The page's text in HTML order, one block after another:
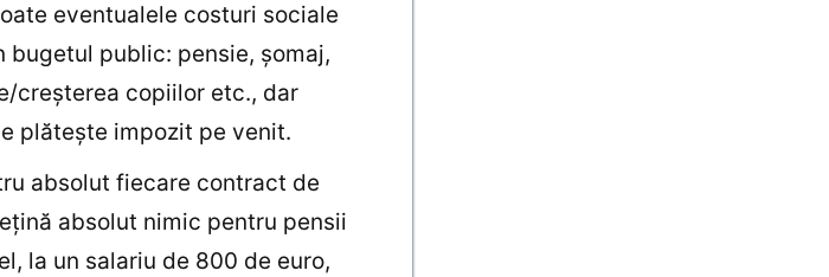
eventualele costuri sociale
public: pensie, șomaj,
creșterea copiilor etc., dar
plătește impozit pe venit.
absolut fiecare contract de
absolut nimic pentru pensii
la un salariu de 800 de euro,